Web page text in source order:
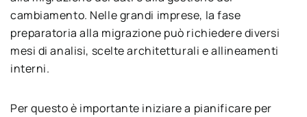
cambiamento. Nelle grandi imprese, la fase
preparatoria alla migrazione può richiedere diversi
mesi di analisi, scelte architetturali e allineamenti
interni.
Per questo è importante iniziare a pianificare per